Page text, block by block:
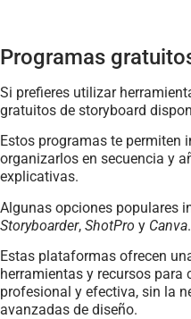
Programas
Si prefieres utilizar
gratuitos de storyboard
Estos programas te permiten
organizarlos en secuencia y
explicativas.
Algunas opciones populares
Storyboarder, ShotPro y Canva.
Estas plataformas ofrecen
herramientas y recursos para
profesional y efectiva, sin la
avanzadas de diseño.